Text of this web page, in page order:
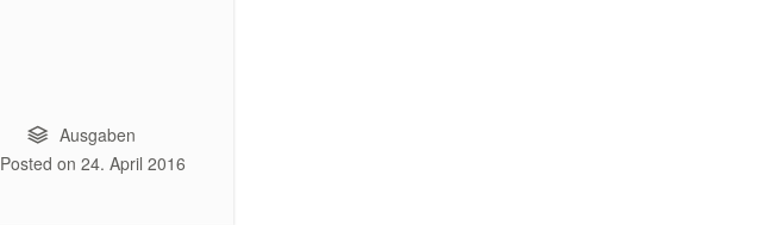
Ausgaben
Posted on 24. April 2016